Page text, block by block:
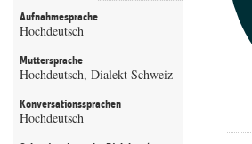
Aufnahmesprache
Hochdeutsch
Muttersprache
Hochdeutsch, Dialekt Schweiz
Konversationssprachen
Hochdeutsch